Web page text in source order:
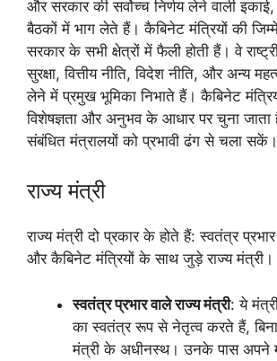
और सरकार की सर्वोच्च निर्णय लेने वाली
बैठकों में भाग लेते हैं। कैबिनेट मंत्रियों की
सरकार के सभी क्षेत्रों में फैली होती हैं। वे
सुरक्षा, वित्तीय नीति, विदेश नीति, और अन्य
लेने में प्रमुख भूमिका निभाते हैं। कैबिनेट
विशेषज्ञता और अनुभव के आधार पर चुना
संबंधित मंत्रालयों को प्रभावी ढंग से चला सकें।
राज्य मंत्री
राज्य मंत्री दो प्रकार के होते हैं: स्वतंत्र
और कैबिनेट मंत्रियों के साथ जुड़े राज्य मंत्री।
स्वतंत्र प्रभार वाले राज्य मंत्री: ये
का स्वतंत्र रूप से नेतृत्व करते हैं,
मंत्री के अधीनस्थ। उनके पास अपने